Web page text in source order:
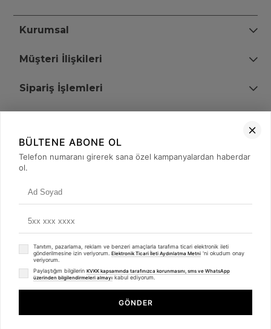
Kurumsal
Müşteri İlişkileri
Sipariş İşlemleri
+90 (850) 473 08 08
© 2008 - 2026merterelektronik.com
- Tüm Hakları Saklıdır. Kredi kartı bilgileriniz 256bit SSL sertifikası ile
Whatsapp
BÜLTENE ABONE OL
Telefon numaranı girerek sana özel kampanyalardan haberdar
ol.
Tanıtım, pazarlama, reklam ve benzeri amaçlarla tarafıma ticari elektronik ileti
gönderilmesine izin veriyorum. Elektronik Ticari İleti Aydınlatma Metni 'ni okudum onay
veriyorum.
Paylaştığım bilgilerin KVKK kapsamında tarafınızca korunmasını, sms ve WhatsApp
üzerinden bilgilendirmeleri almayı kabul ediyorum.
GÖNDER